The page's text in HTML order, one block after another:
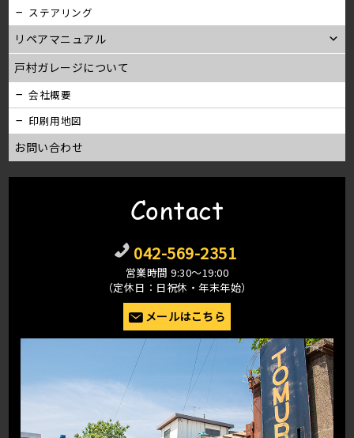
ステアリング
リペアマニュアル
戸村ガレージについて
会社概要
印刷用地図
お問い合わせ
Contact
042-569-2351
営業時間 9:30〜19:00
（定休日：日祝休・年末年始）
メールはこちら